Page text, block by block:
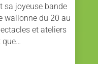
sa joyeuse bande
wallonne du 20 au
et ateliers
que…